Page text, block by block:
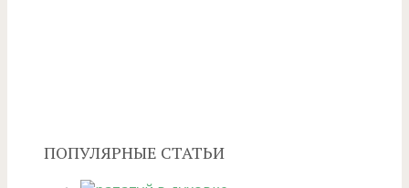
ПОПУЛЯРНЫЕ СТАТЬИ